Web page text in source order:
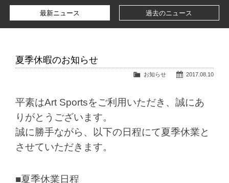
最新ニュース 過去のニュース
夏季休暇のお知らせ
2017.08.10
お知らせ
平素はArt Sportsをご利用いただき、誠にあ
りがとうございます。
誠に勝手ながら、以下の日程にて夏季休業と
させていただきます。
■夏季休業日程